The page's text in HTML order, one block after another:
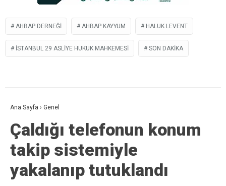
AHBAP DERNEĞI AHBAP KAYYUM HALUK LEVENT
İSTANBUL 29 ASLIYE HUKUK MAHKEMESI SON DAKIKA
Ana Sayfa › Genel
Çaldığı telefonun konum
takip sistemiyle
yakalanıp tutuklandı